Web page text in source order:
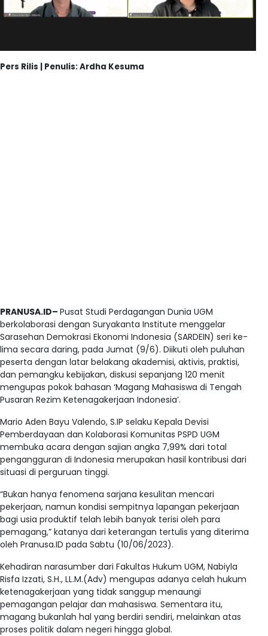
Pers Rilis | Penulis: Ardha Kesuma
PRANUSA.ID– Pusat Studi Perdagangan Dunia UGM
berkolaborasi dengan Suryakanta Institute menggelar
Sarasehan Demokrasi Ekonomi Indonesia (SARDEIN) seri ke-
lima secara daring, pada Jumat (9/6). Diikuti oleh puluhan
peserta dengan latar belakang akademisi, aktivis, praktisi,
dan pemangku kebijakan, diskusi sepanjang 120 menit
mengupas pokok bahasan ‘Magang Mahasiswa di Tengah
Pusaran Rezim Ketenagakerjaan Indonesia’.
Mario Aden Bayu Valendo, S.IP selaku Kepala Devisi
Pemberdayaan dan Kolaborasi Komunitas PSPD UGM
membuka acara dengan sajian angka 7,99% dari total
pengangguran di Indonesia merupakan hasil kontribusi dari
situasi di perguruan tinggi.
“Bukan hanya fenomena sarjana kesulitan mencari
pekerjaan, namun kondisi sempitnya lapangan pekerjaan
bagi usia produktif telah lebih banyak terisi oleh para
pemagang,” katanya dari keterangan tertulis yang diterima
oleh Pranusa.ID pada Sabtu (10/06/2023).
Kehadiran narasumber dari Fakultas Hukum UGM, Nabiyla
Risfa Izzati, S.H., LL.M.(Adv) mengupas adanya celah hukum
ketenagakerjaan yang tidak sanggup menaungi
pemagangan pelajar dan mahasiswa. Sementara itu,
magang bukanlah hal yang berdiri sendiri, melainkan atas
proses politik dalam negeri hingga global.